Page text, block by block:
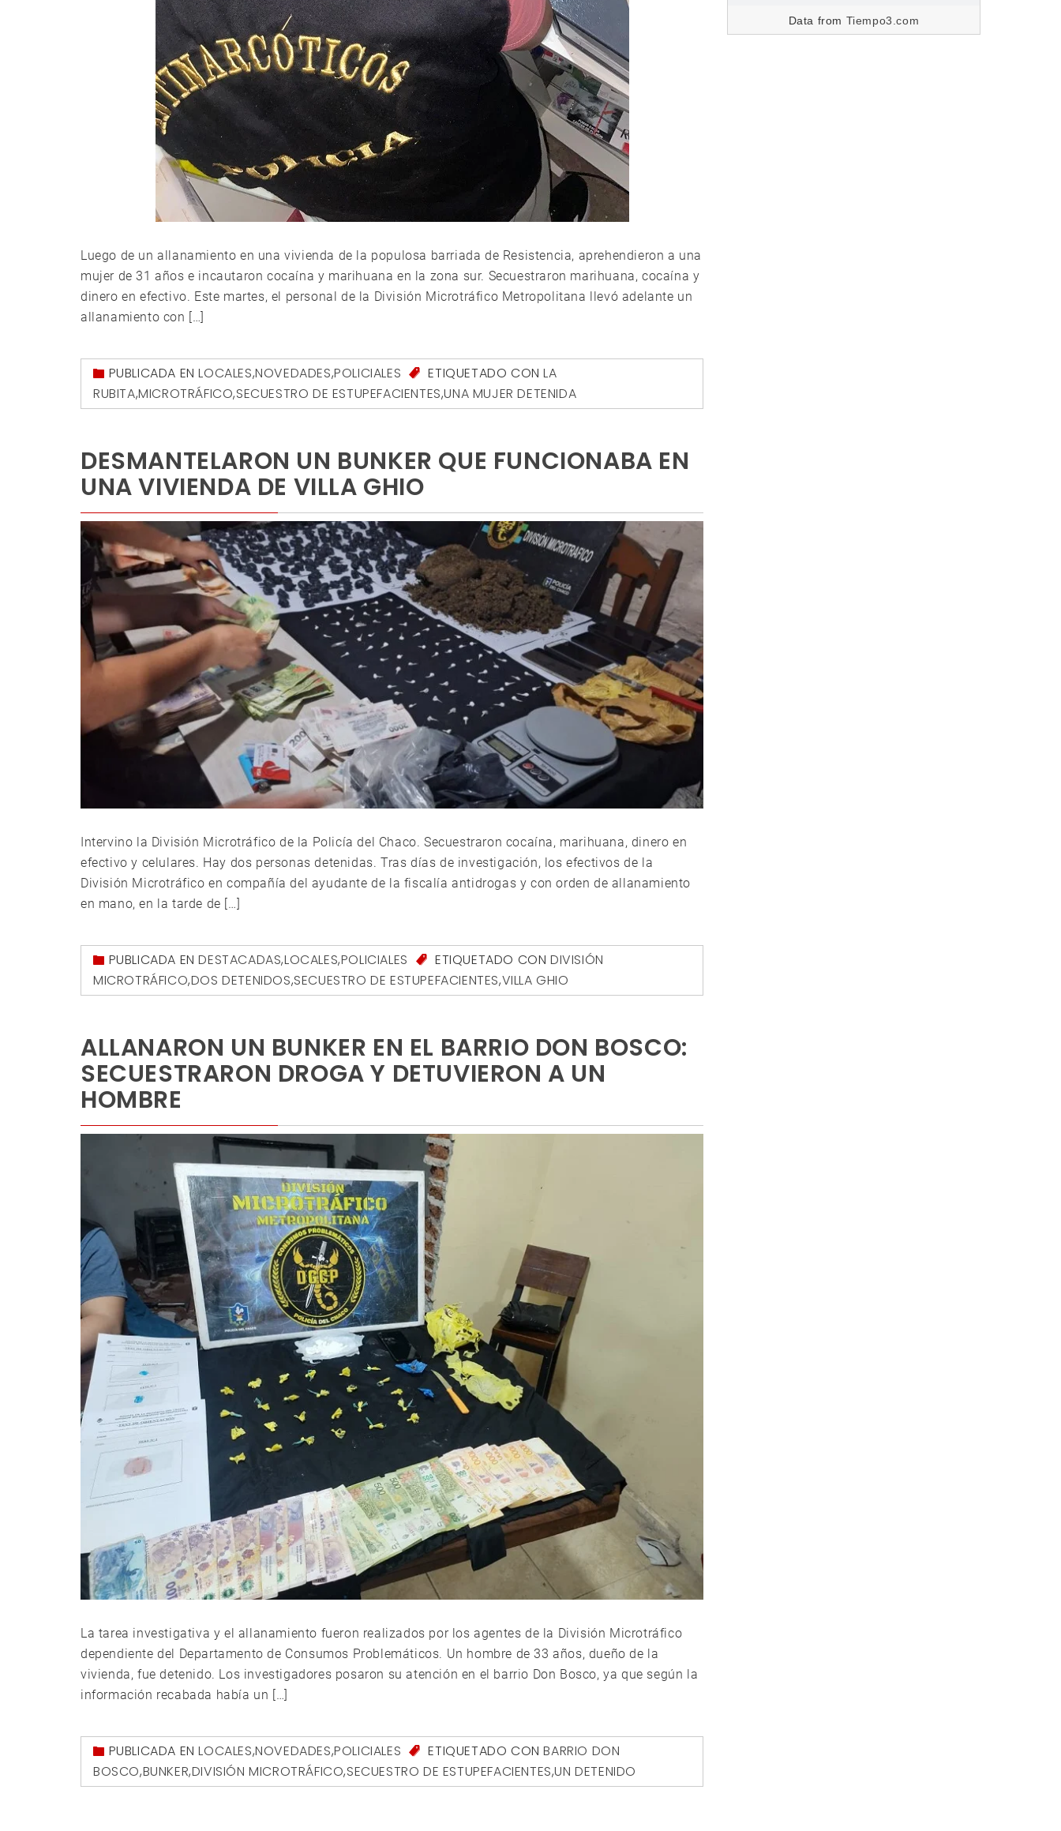
Luego de un allanamiento en una vivienda de la populosa barriada de Resistencia, aprehendieron a una
mujer de 31 años e incautaron cocaína y marihuana en la zona sur. Secuestraron marihuana, cocaína y
dinero en efectivo. Este martes, el personal de la División Microtráfico Metropolitana llevó adelante un
allanamiento con […]
PUBLICADA ENLOCALES,NOVEDADES,POLICIALES ETIQUETADO CONLA
RUBITA,MICROTRÁFICO,SECUESTRO DE ESTUPEFACIENTES,UNA MUJER DETENIDA
DESMANTELARON UN BUNKER QUE FUNCIONABA EN
UNA VIVIENDA DE VILLA GHIO
Intervino la División Microtráfico de la Policía del Chaco. Secuestraron cocaína, marihuana, dinero en
efectivo y celulares. Hay dos personas detenidas. Tras días de investigación, los efectivos de la
División Microtráfico en compañía del ayudante de la fiscalía antidrogas y con orden de allanamiento
en mano, en la tarde de […]
PUBLICADA ENDESTACADAS,LOCALES,POLICIALES ETIQUETADO CONDIVISIÓN
MICROTRÁFICO,DOS DETENIDOS,SECUESTRO DE ESTUPEFACIENTES,VILLA GHIO
ALLANARON UN BUNKER EN EL BARRIO DON BOSCO:
SECUESTRARON DROGA Y DETUVIERON A UN
HOMBRE
La tarea investigativa y el allanamiento fueron realizados por los agentes de la División Microtráfico
dependiente del Departamento de Consumos Problemáticos. Un hombre de 33 años, dueño de la
vivienda, fue detenido. Los investigadores posaron su atención en el barrio Don Bosco, ya que según la
información recabada había un […]
PUBLICADA ENLOCALES,NOVEDADES,POLICIALES ETIQUETADO CONBARRIO DON
BOSCO,BUNKER,DIVISIÓN MICROTRÁFICO,SECUESTRO DE ESTUPEFACIENTES,UN DETENIDO
Data from Tiempo3.com